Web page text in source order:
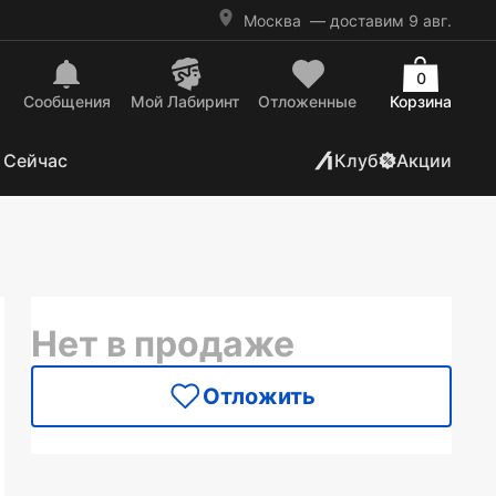
Москва — доставим 9 авг.
Сообщения Mой Лабиринт Отложенные Корзина
0
Клуб Акции
Нет в продаже
Отложить